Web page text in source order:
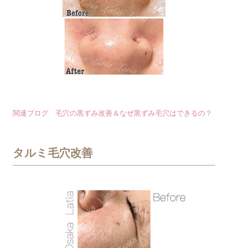
関連ブログ 毛穴の黒ずみ改善＆なぜ黒ずみ毛穴はできるの？
タルミ毛穴改善